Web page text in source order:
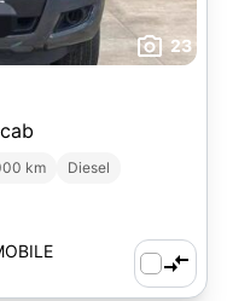
23
km
Diesel